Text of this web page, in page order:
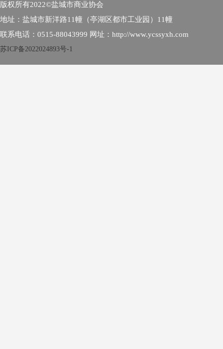
版权所有2022©盐城市商业协会
地址：盐城市新洋路11幢（亭湖区都市工业园）11幢
联系电话：0515-88043999 网址：http://www.ycssyxh.com
苏ICP备2022024893号-1